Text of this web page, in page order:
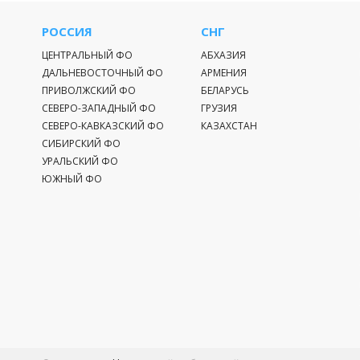
Нарва
водопады.
сланцев и
К основным
соединяет
Нарва
отходами.
РОССИЯ
ЦЕНТРАЛЬНЫЙ ФО
ДАЛЬНЕВОСТОЧНЫЙ ФО
ПРИВОЛЖСКИЙ ФО
СЕВЕРО-ЗАПАДНЫЙ ФО
СЕВЕРО-КАВКАЗСКИЙ ФО
СИБИРСКИЙ ФО
УРАЛЬСКИЙ ФО
ЮЖНЫЙ ФО
СНГ
АБХАЗИЯ
АРМЕНИЯ
БЕЛАРУСЬ
ГРУЗИЯ
КАЗАХСТАН